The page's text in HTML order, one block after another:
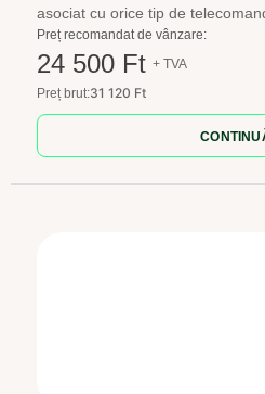
asociat cu orice tip de
Preț recomandat de vânzare:
24 500 Ft + TVA
Preț brut:31 120 Ft